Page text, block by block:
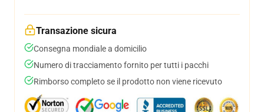
Transazione sicura
Consegna mondiale a domicilio
Numero di tracciamento fornito per tutti i pacchi
Rimborso completo se il prodotto non viene ricevuto